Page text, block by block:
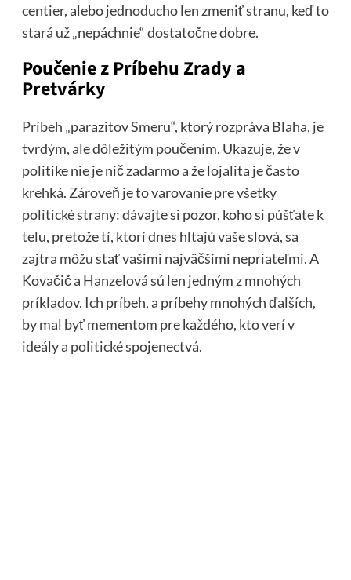
centier, alebo jednoducho len zmeniť stranu, keď to
stará už „nepáchnie“ dostatočne dobre.
Poučenie z Príbehu Zrady a
Pretvárky
Príbeh „parazitov Smeru“, ktorý rozpráva Blaha, je
tvrdým, ale dôležitým poučením. Ukazuje, že v
politike nie je nič zadarmo a že lojalita je často
krehká. Zároveň je to varovanie pre všetky
politické strany: dávajte si pozor, koho si púšťate k
telu, pretože tí, ktorí dnes hltajú vaše slová, sa
zajtra môžu stať vašimi najväčšími nepriateľmi. A
Kovačič a Hanzelová sú len jedným z mnohých
príkladov. Ich príbeh, a príbehy mnohých ďalších,
by mal byť mementom pre každého, kto verí v
ideály a politické spojenectvá.